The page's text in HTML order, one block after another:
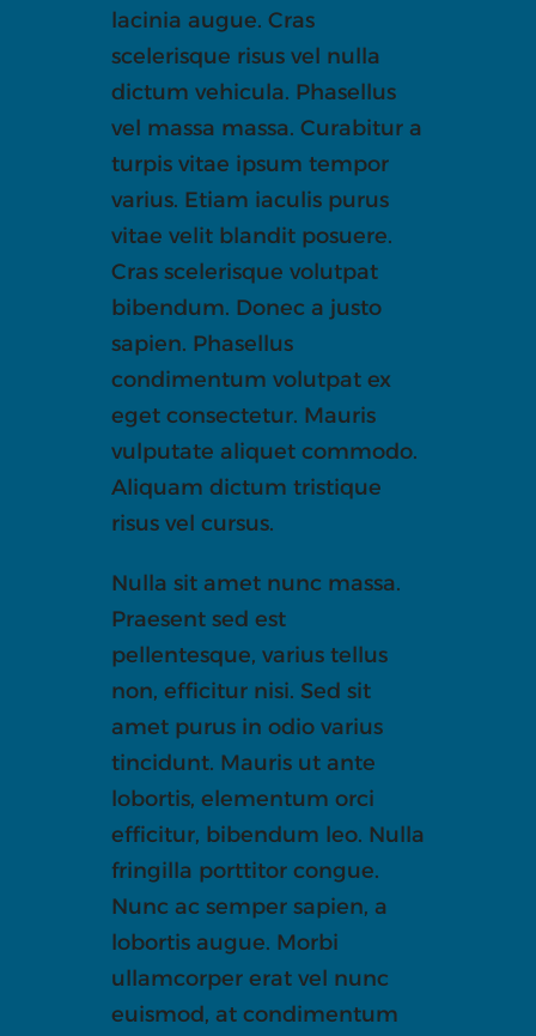
lacinia augue. Cras
scelerisque risus vel nulla
dictum vehicula. Phasellus
vel massa massa. Curabitur a
turpis vitae ipsum tempor
varius. Etiam iaculis purus
vitae velit blandit posuere.
Cras scelerisque volutpat
bibendum. Donec a justo
sapien. Phasellus
condimentum volutpat ex
eget consectetur. Mauris
vulputate aliquet commodo.
Aliquam dictum tristique
risus vel cursus.
Nulla sit amet nunc massa.
Praesent sed est
pellentesque, varius tellus
non, efficitur nisi. Sed sit
amet purus in odio varius
tincidunt. Mauris ut ante
lobortis, elementum orci
efficitur, bibendum leo. Nulla
fringilla porttitor congue.
Nunc ac semper sapien, a
lobortis augue. Morbi
ullamcorper erat vel nunc
euismod, at condimentum